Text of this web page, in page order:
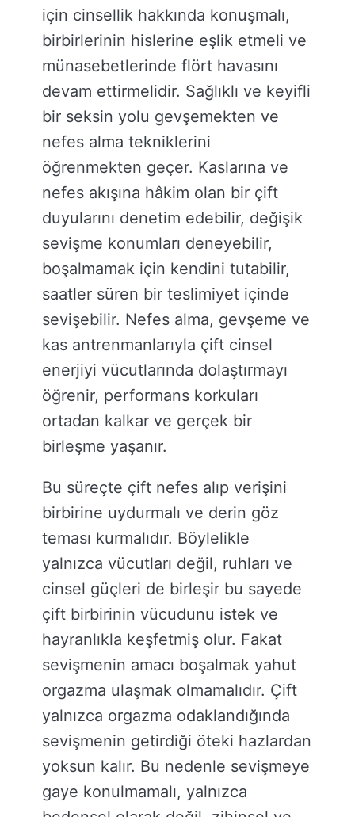
için cinsellik hakkında konuşmalı,
birbirlerinin hislerine eşlik etmeli ve
münasebetlerinde flört havasını
devam ettirmelidir. Sağlıklı ve keyifli
bir seksin yolu gevşemekten ve
nefes alma tekniklerini
öğrenmekten geçer. Kaslarına ve
nefes akışına hâkim olan bir çift
duyularını denetim edebilir, değişik
sevişme konumları deneyebilir,
boşalmamak için kendini tutabilir,
saatler süren bir teslimiyet içinde
sevişebilir. Nefes alma, gevşeme ve
kas antrenmanlarıyla çift cinsel
enerjiyi vücutlarında dolaştırmayı
öğrenir, performans korkuları
ortadan kalkar ve gerçek bir
birleşme yaşanır.
Bu süreçte çift nefes alıp verişini
birbirine uydurmalı ve derin göz
teması kurmalıdır. Böylelikle
yalnızca vücutları değil, ruhları ve
cinsel güçleri de birleşir bu sayede
çift birbirinin vücudunu istek ve
hayranlıkla keşfetmiş olur. Fakat
sevişmenin amacı boşalmak yahut
orgazma ulaşmak olmamalıdır. Çift
yalnızca orgazma odaklandığında
sevişmenin getirdiği öteki hazlardan
yoksun kalır. Bu nedenle sevişmeye
gaye konulmamalı, yalnızca